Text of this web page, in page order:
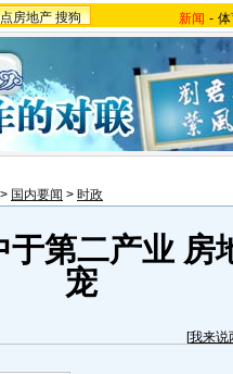
房地产 搜狗 新闻 -
> 国内要闻 > 时政
第二产业 房
宠
[我来说